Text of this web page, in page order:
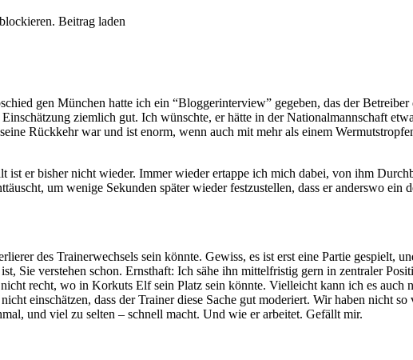
Beitrag laden
gen München hatte ich ein “Bloggerinterview” gegeben, das der
ziemlich gut. Ich wünschte, er hätte in der Nationalmannschaft
Rückkehr war und ist enorm, wenn auch mit mehr als einem
ist er bisher nicht wieder. Immer wieder ertappe ich mich dabei, von ihm
um wenige Sekunden später wieder festzustellen, dass er anderswo
des Trainerwechsels sein könnte. Gewiss, es ist erst eine Partie gespielt,
Sie verstehen schon. Ernsthaft: Ich sähe ihn mittelfristig gern in zentraler
recht, wo in Korkuts Elf sein Platz sein könnte. Vielleicht kann ich es
einschätzen, dass der Trainer diese Sache gut moderiert. Wir haben nicht
und viel zu selten – schnell macht. Und wie er arbeitet. Gefällt mir.